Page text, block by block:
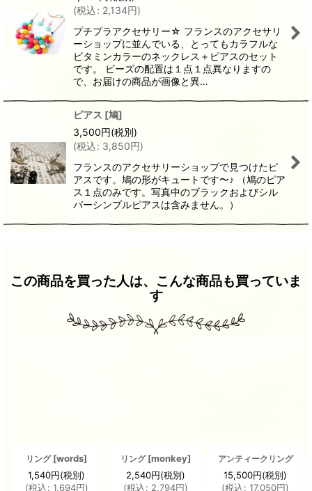
(税込: 2,134円)
プチプラアクセサリー☆ フランスのアクセサリ
ーショップに並んでいる、とってもカラフルな
ビタミンカラーのネックレス＋ピアスのセット
です。 ビーズの配置は１点１点異なりますの
で、お届けの商品が画像と異…
ピアス [鳩]
3,500円(税別)
(税込: 3,850円)
フランスのアクセサリーショップで見つけたピ
アスです。鳩の形がキュートです〜♪ （鳩のピア
ス１点のみです。写真中のブラックおよびシル
バーシンプルピアスは含みません。）
この商品を買った人は、こんな商品も買っていま
す
リング [words]
1,540円(税別)
(税込: 1,694円)
リング [monkey]
2,540円(税別)
(税込: 2,794円)
アンティークリング
15,500円(税別)
(税込: 17,050円)